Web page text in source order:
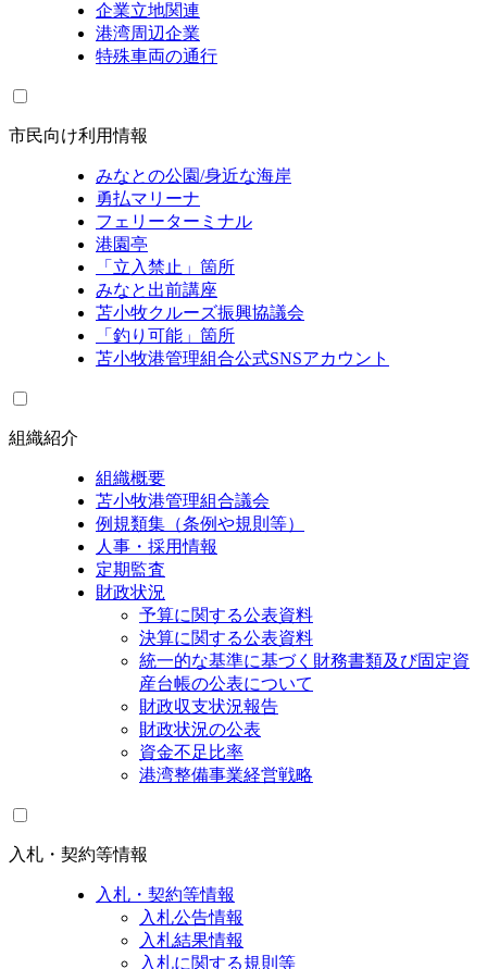
企業立地関連
港湾周辺企業
特殊車両の通行
市民向け利用情報
みなとの公園/身近な海岸
勇払マリーナ
フェリーターミナル
港園亭
「立入禁止」箇所
みなと出前講座
苫小牧クルーズ振興協議会
「釣り可能」箇所
苫小牧港管理組合公式SNSアカウント
組織紹介
組織概要
苫小牧港管理組合議会
例規類集（条例や規則等）
人事・採用情報
定期監査
財政状況
予算に関する公表資料
決算に関する公表資料
統一的な基準に基づく財務書類及び固定資
産台帳の公表について
財政収支状況報告
財政状況の公表
資金不足比率
港湾整備事業経営戦略
入札・契約等情報
入札・契約等情報
入札公告情報
入札結果情報
入札に関する規則等